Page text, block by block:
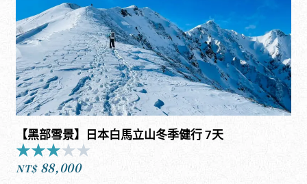
【黑部雪景】日本白馬立山冬季健行 7天
★★★★★
NT$ 88,000